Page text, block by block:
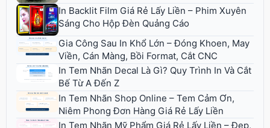
In Backlit Film Giá Rẻ Lấy Liền – Phim Xuyên
Sáng Cho Hộp Đèn Quảng Cáo
Gia Công Sau In Khổ Lớn – Đóng Khoen, May
Viền, Cán Màng, Bồi Format, Cắt CNC
In Tem Nhãn Decal Là Gì? Quy Trình In Và Cắt
Bế Từ A Đến Z
In Tem Nhãn Shop Online – Tem Cảm Ơn,
Niêm Phong Đơn Hàng Giá Rẻ Lấy Liền
In Tem Nhãn Mỹ Phẩm Giá Rẻ Lấy Liền – Đẹp,